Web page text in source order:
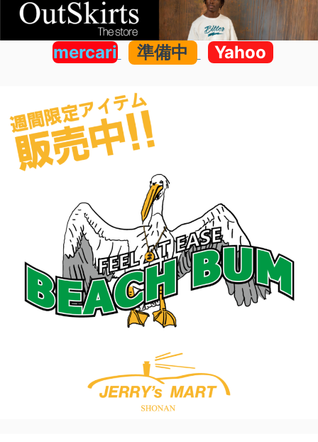
mercari 準備中 Yahoo